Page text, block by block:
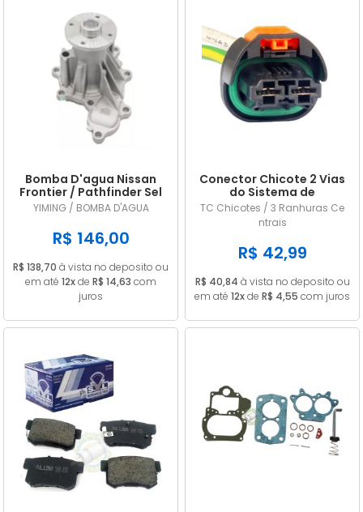
Bomba D'agua Nissan
Frontier / Pathfinder Sel
2.5 16v Diesel 2008/...
YIMING / BOMBA D'AGUA
R$ 146,00
R$ 138,70 à vista no deposito ou
em até 12xde R$ 14,63 com
juros
Conector Chicote 2 Vias
do Sistema de
Arrefecimento Renault /
Peugeot
TC Chicotes / 3 Ranhuras Ce
ntrais
R$ 42,99
R$ 40,84 à vista no deposito ou
em até 12xde R$ 4,55 com juros